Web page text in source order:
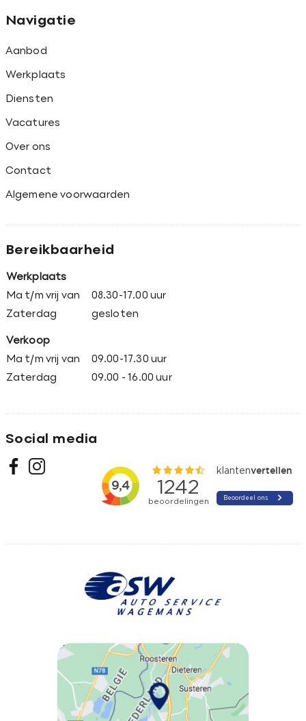
Navigatie
Aanbod
Werkplaats
Diensten
Vacatures
Over ons
Contact
Algemene voorwaarden
Bereikbaarheid
Werkplaats
Ma t/m vrij van
08.30-17.00 uur
Zaterdag
gesloten
Verkoop
Ma t/m vrij van
09.00-17.30 uur
Zaterdag
09.00 - 16.00 uur
Social media